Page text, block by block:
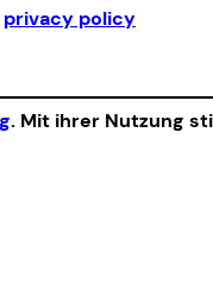
privacy policy
. Mit ihrer Nutzung